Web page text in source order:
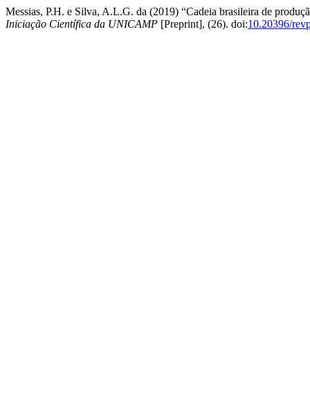
Messias, P.H. e Silva, A.L.G. da (2019) “Cadeia brasileira de
Iniciação Científica da UNICAMP [Preprint], (26). doi:10.20396/